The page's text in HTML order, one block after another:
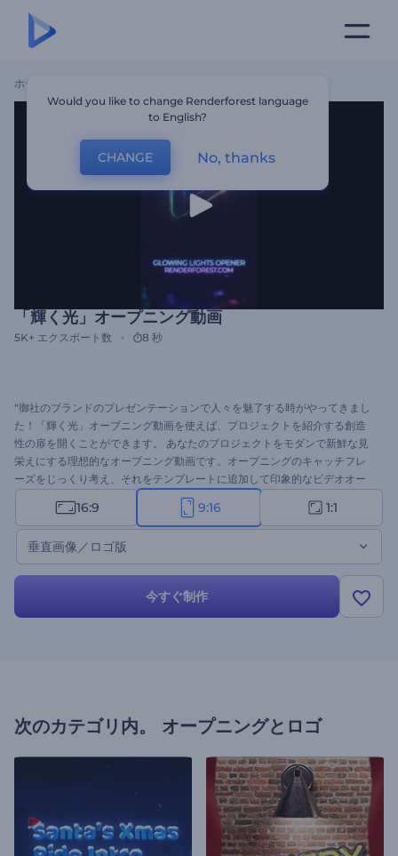
ホーム
「輝く光」オープニング動画
5K+ エクスポート数 8 秒
"御社のブランドのプレゼンテーションで人々を魅了する時がやってきまし
た！「輝く光」オープニング動画を使えば、プロジェクトを紹介する創造
性の扉を開くことができます。 あなたのプロジェクトをモダンで新鮮な見
栄えにする理想的なオープニング動画です。オープニングのキャッチフレ
ーズをじっくり考え、それをテンプレートに追加して印象的なビデオオー
プナーを作る準備をしましょう。テレビコマーシャルやプレゼンテーショ
ンのオープニング、チャンネルのイントロなど、さまざまな用途に最適で
す。今すぐお試しください。 "
16:9 9:16 1:1
垂直画像／ロゴ版
今すぐ制作
次のカテゴリ内。 オープニングとロゴ
Would you like to change Renderforest language
to English?
CHANGE No, thanks